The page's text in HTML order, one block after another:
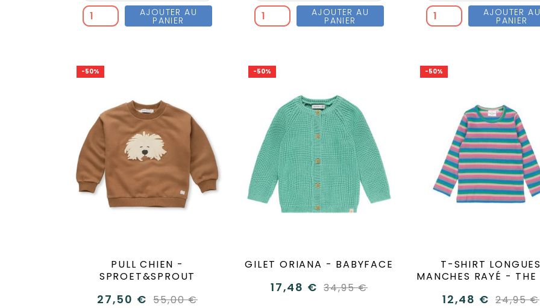
AJOUTER AU
PANIER
AJOUTER AU
PANIER
AJOUTER AU
PANIER
-50%
PULL CHIEN -
SPROET&SPROUT
27,50 € 55,00 €
-50%
GILET ORIANA - BABYFACE
17,48 € 34,95 €
-50%
T-SHIRT LONGUES
MANCHES RAYÉ - THE
12,48 € 24,95 €